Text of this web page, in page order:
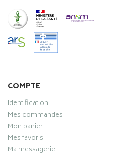
COMPTE
Identification
Mes commandes
Mon panier
Mes favoris
Ma messagerie